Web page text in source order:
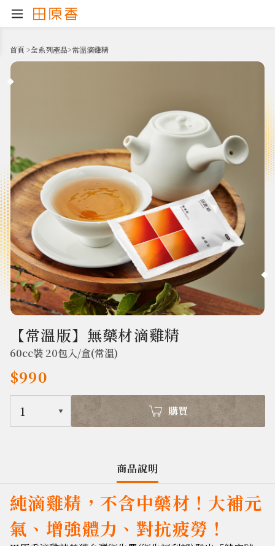
首頁>全系列產品>常溫滴雞精
【常溫版】無藥材滴雞精
60cc裝 20包入/盒(常溫)
$990
1 購買
商品說明
純滴雞精，不含中藥材！大補元
氣、增強體力、對抗疲勞！